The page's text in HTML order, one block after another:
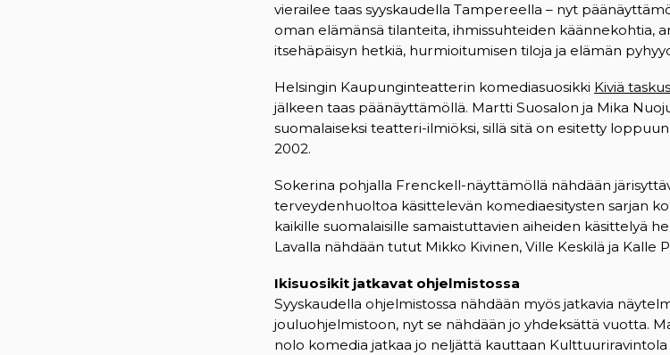
vierailee taas syyskaudella Tampereella – nyt
oman elämänsä tilanteita, ihmissuhteiden käännekohtia,
itsehäpäisyn hetkiä, hurmioitumisen tiloja ja elämän
Helsingin Kaupunginteatterin komediasuosikki Kiviä
jälkeen taas päänäyttämöllä. Martti Suosalon ja Mika
suomalaiseksi teatteri-ilmiöksi, sillä sitä on esitetty
2002.
Sokerina pohjalla Frenckell-näyttämöllä nähdään
terveydenhuoltoa käsittelevän komediaesitysten sarjan
kaikille suomalaisille samaistuttavien aiheiden käsittelyä
Lavalla nähdään tutut Mikko Kivinen, Ville Keskilä ja Kalle
Ikisuosikit jatkavat ohjelmistossa
Syyskaudella ohjelmistossa nähdään myös jatkavia
jouluohjelmistoon, nyt se nähdään jo yhdeksättä vuotta.
nolo komedia jatkaa jo neljättä kauttaan Kulttuuriravintola